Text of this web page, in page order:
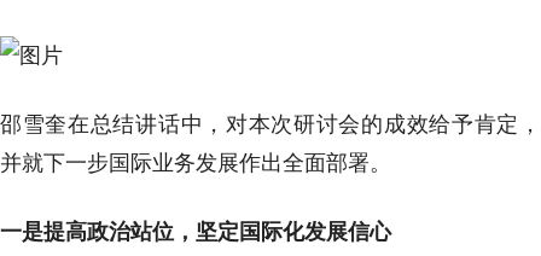
邵雪奎在总结讲话中，对本次研讨会的成效给予肯定，
并就下一步国际业务发展作出全面部署。
一是提高政治站位，坚定国际化发展信心